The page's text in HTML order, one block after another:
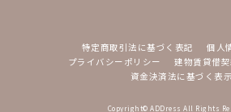
特定商取引法に基づく表記
個人
プライバシーポリシー
建物賃貸借
資金決済法に基づく表示
Copyright© ADDress All Rights